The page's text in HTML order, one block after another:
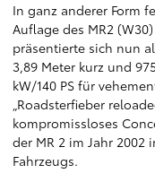
In ganz anderer Form
Auflage des MR2
präsentierte sich nun
3,89 Meter kurz und
kW/140 PS für
„Roadsterfieber
kompromissloses
der MR 2 im Jahr 2002
Fahrzeugs.